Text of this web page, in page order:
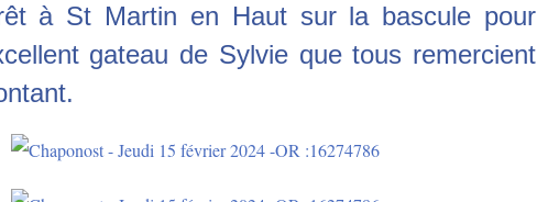
à St Martin en Haut sur la bascule pour
gateau de Sylvie que tous remercient